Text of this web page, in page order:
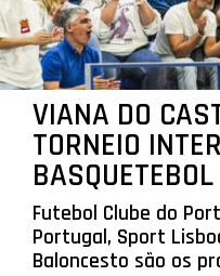
VIANA DO
TORNEIO
BASQUETEBOL
Futebol Clube do
Portugal, Sport
Baloncesto são os